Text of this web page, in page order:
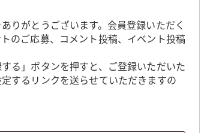
りがとうございます。会員登録いただく
のご応募、コメント投稿、イベント投稿
る」ボタンを押すと、ご登録いただいた
するリンクを送らせていただきますの